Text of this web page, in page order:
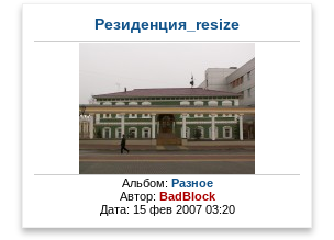
Резиденция_resize
Альбом: Разное
Автор: BadBlock
Дата: 15 фев 2007 03:20